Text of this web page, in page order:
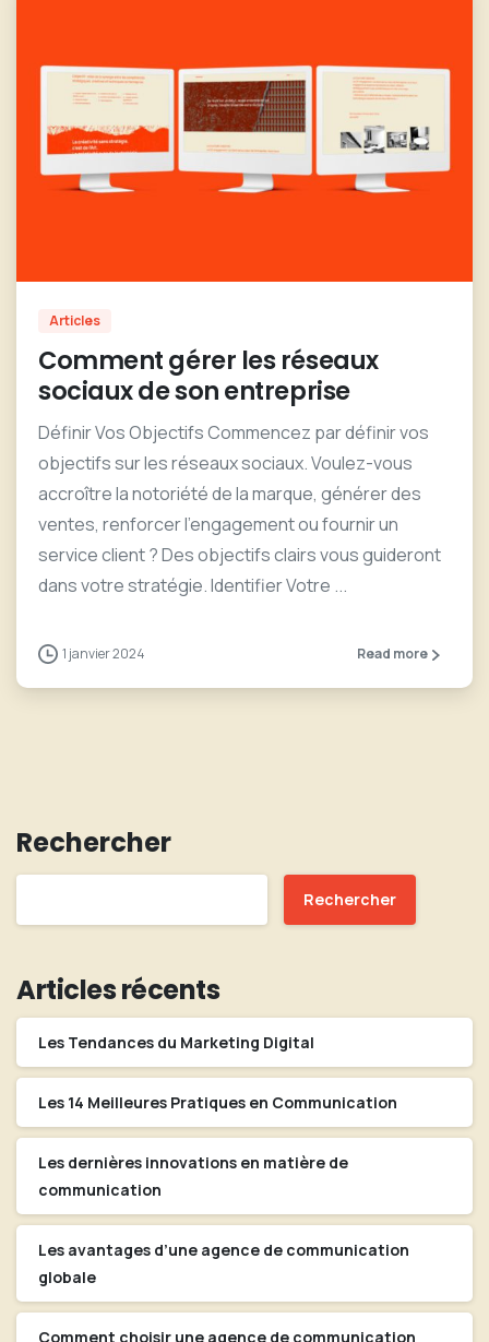
Articles
Comment gérer les réseaux
sociaux de son entreprise
Définir Vos Objectifs Commencez par définir vos
objectifs sur les réseaux sociaux. Voulez-vous
accroître la notoriété de la marque, générer des
ventes, renforcer l’engagement ou fournir un
service client ? Des objectifs clairs vous guideront
dans votre stratégie. Identifier Votre ...
1 janvier 2024 Read more
Rechercher
Rechercher
Articles récents
Les Tendances du Marketing Digital
Les 14 Meilleures Pratiques en Communication
Les dernières innovations en matière de
communication
Les avantages d’une agence de communication
globale
Comment choisir une agence de communication